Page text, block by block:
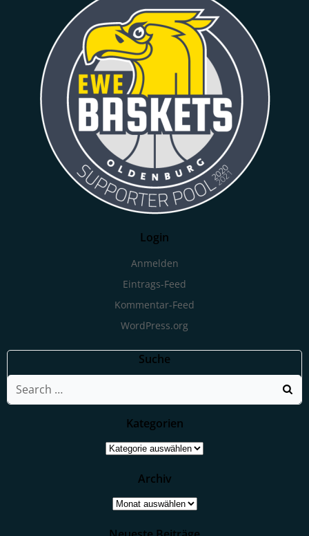
Login
Anmelden
Eintrags-Feed
Kommentar-Feed
WordPress.org
Suche
Search
for:
Kategorien
Kategorien
Archiv
Archiv